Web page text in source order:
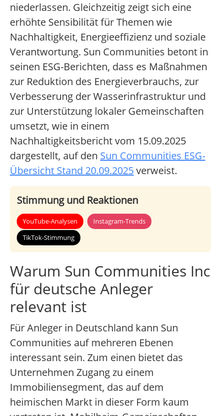
niederlassen. Gleichzeitig zeigt sich eine
erhöhte Sensibilität für Themen wie
Nachhaltigkeit, Energieeffizienz und soziale
Verantwortung. Sun Communities betont in
seinen ESG-Berichten, dass es Maßnahmen
zur Reduktion des Energieverbrauchs, zur
Verbesserung der Wasserinfrastruktur und
zur Unterstützung lokaler Gemeinschaften
umsetzt, wie in einem
Nachhaltigkeitsbericht vom 15.09.2025
dargestellt, auf den Sun Communities ESG-
Übersicht Stand 20.09.2025verweist.
Stimmung und Reaktionen
YouTube-Analysen
Instagram-Trends
TikTok-Stimmung
Warum Sun Communities Inc
für deutsche Anleger
relevant ist
Für Anleger in Deutschland kann Sun
Communities auf mehreren Ebenen
interessant sein. Zum einen bietet das
Unternehmen Zugang zu einem
Immobiliensegment, das auf dem
heimischen Markt in dieser Form kaum